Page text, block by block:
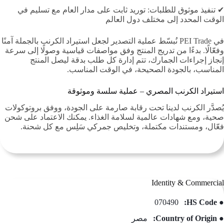
✔ تنفيذ موثوق للطلبات: توريد ثابت على مدار العام مع تسليم في
الوقت المحدد إلى مختلف دول العالم
في PEI Trade نُبسّط عملية التصدير لجعل استيراد الكرنب بالجملة آمنًا
وفعّالًا. بدءًا من تدريج المنتج وفق مواصفات قياسية وصولًا إلى سرعة
إنجاز إجراءات الجمارك، تتم إدارة كل طلب بدقة ليصل المنتج
المناسب، بالجودة الصحيحة، في الوقت المناسب.
استيراد الكرنب المصري – عملية سلسة وموثوقة
يُصدَّر الكرنب لدينا تحت رقابة صارمة على الجودة، ووفق بروتوكولات
صحية، ومع شهادات عالمية لسلامة الغذاء. يمكنك الاعتماد على شحن
فعّال، ومستندات مكتملة، وتخليص جمركي سَلِس مع كل شحنة.
Identity & Commercial
● HS Code:
070490
● Country of Origin:
مصر